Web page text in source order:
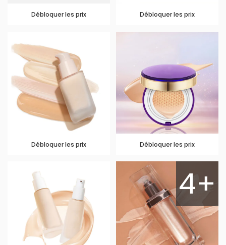
Débloquer les prix Débloquer les prix
Débloquer les prix Débloquer les prix
4+